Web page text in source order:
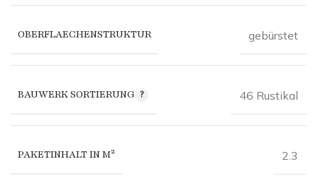
OBERFLAECHENSTRUKTUR gebürstet
BAUWERK SORTIERUNG 46 Rustikal
PAKETINHALT IN M² 2.3